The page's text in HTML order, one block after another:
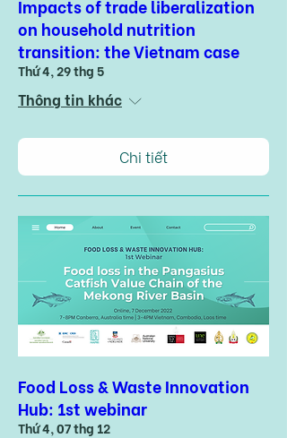
Impacts of trade liberalization
on household nutrition
transition: the Vietnam case
Thứ 4, 29 thg 5
Thông tin khác
Chi tiết
Food Loss & Waste Innovation
Hub: 1st webinar
Thứ 4, 07 thg 12